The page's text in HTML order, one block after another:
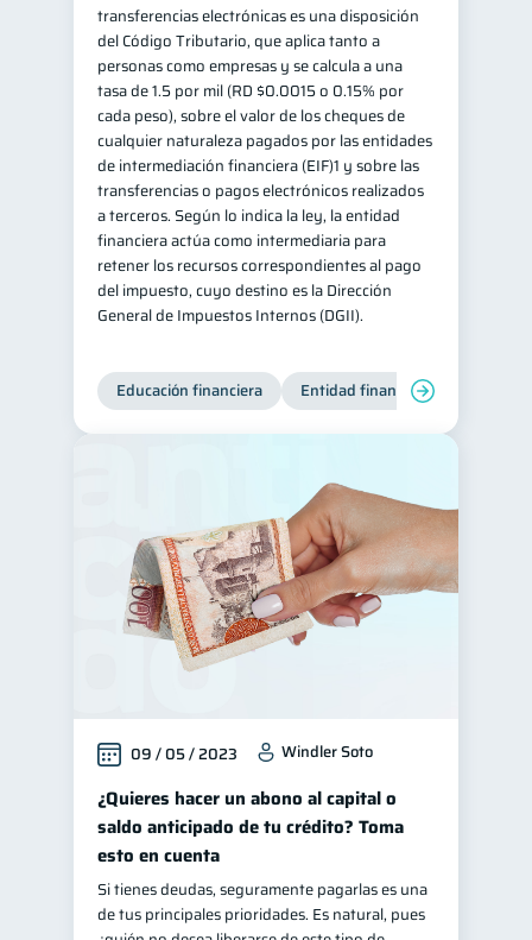
transferencias electrónicas es una disposición
del Código Tributario, que aplica tanto a
personas como empresas y se calcula a una
tasa de 1.5 por mil (RD $0.0015 o 0.15% por
cada peso), sobre el valor de los cheques de
cualquier naturaleza pagados por las entidades
de intermediación financiera (EIF)1 y sobre las
transferencias o pagos electrónicos realizados
a terceros. Según lo indica la ley, la entidad
financiera actúa como intermediaria para
retener los recursos correspondientes al pago
del impuesto, cuyo destino es la Dirección
General de Impuestos Internos (DGII).
Educación financiera Entidad financiera
09 / 05 / 2023 Windler Soto
¿Quieres hacer un abono al capital o
saldo anticipado de tu crédito? Toma
esto en cuenta
Si tienes deudas, seguramente pagarlas es una
de tus principales prioridades. Es natural, pues